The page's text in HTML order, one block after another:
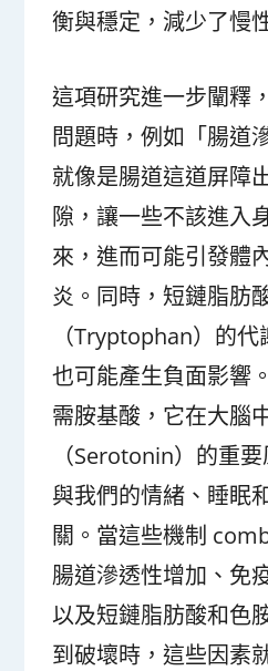
衡與穩定，減少了慢
這項研究進一步闡釋
問題時，例如「腸道
就像是腸道這道屏障
隙，讓一些不該進入
來，進而可能引發體
炎。同時，短鏈脂肪
（Tryptophan）的代
也可能產生負面影響
需胺基酸，它在大腦
（Serotonin）的重
與我們的情緒、睡眠
關。當這些機制
腸道滲透性增加、免
以及短鏈脂肪酸和色
到破壞時，這些因素